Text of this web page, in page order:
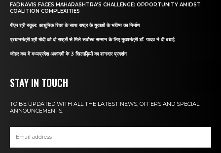
FADNAVIS FACES MAHARASHTRA’S CHALLENGE: OPPORTUNITY AMIDST
COALITION COMPLEXITIES
पीएम श्री स्कूल: आधुनिक शिक्षा के साथ राष्ट्र के युवाओं के भविष्य का निर्माण
प्रधानमंत्री श्री मोदी को दो राष्ट्रों से मिले सर्वोच्च सम्मान के लिए मुख्यमंत्री डॉ. यादव ने दी बधाई
जोहर कप में मध्यप्रदेश अकादमी के 3 खिलाड़ियों का शानदार प्रदर्शन
STAY IN TOUCH
TO BE UPDATED WITH ALL THE LATEST NEWS, OFFERS AND SPECIAL
ANNOUNCEMENTS.